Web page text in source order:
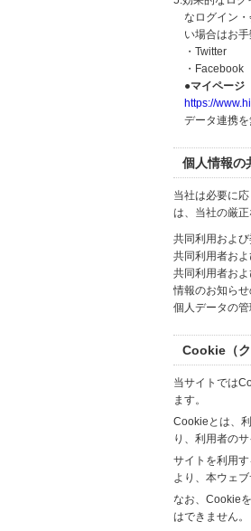
なログイン
い場合はお
・Twitter
・Facebook
●マイページ
https://
データ連携
個人情報の
当社は必要に
は、当社の厳
共同利用およ
共同利用者お
共同利用者お
情報のお知らせ
個人データの
Cookie（
当サイトでは
ます。
Cookieとは、
り、利用者の
サイトを利用
より、本ウェ
なお、Cookie
はできません